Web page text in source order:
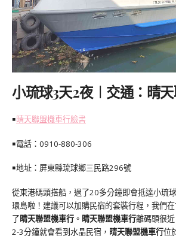
小琉球3天2夜︱交通：晴
￭晴天聯盟機車行臉書
￭電話：0910-880-306
￭地址：屏東縣琉球鄉三民路296號
從東港碼頭搭船，過了20多分鐘即會抵達小琉
環島啦！建議可以加購民宿的套裝行程，我們
了晴天聯盟機車行 。 晴天聯盟機車行離碼頭很
2-3分鐘就會看到水晶民宿， 晴天聯盟機車行位